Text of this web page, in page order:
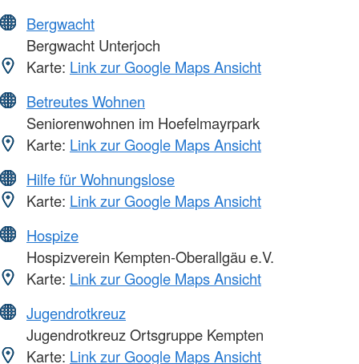
Bergwacht
Bergwacht Unterjoch
Karte: Link zur Google Maps Ansicht
Betreutes Wohnen
Seniorenwohnen im Hoefelmayrpark
Karte: Link zur Google Maps Ansicht
Hilfe für Wohnungslose
Karte: Link zur Google Maps Ansicht
Hospize
Hospizverein Kempten-Oberallgäu e.V.
Karte: Link zur Google Maps Ansicht
Jugendrotkreuz
Jugendrotkreuz Ortsgruppe Kempten
Karte: Link zur Google Maps Ansicht